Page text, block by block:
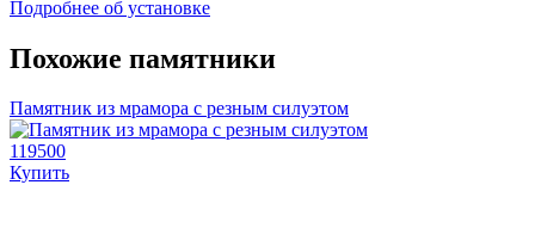
Подробнее об установке
Похожие памятники
Памятник из мрамора с резным силуэтом
119500
Купить